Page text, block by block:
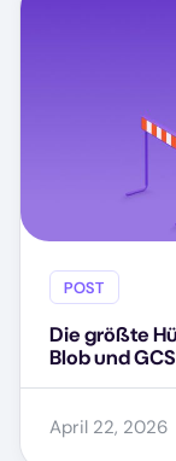
POST
Die größte
Blob und
April 22, 2026